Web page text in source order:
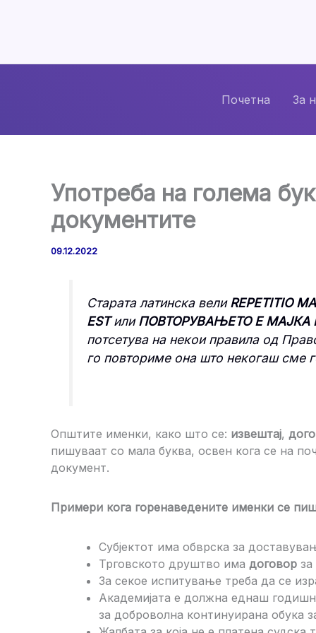
Почетна За
Употреба на голема
документите
09.12.2022
Старата латинска велиREPETITIO
ESTилиПОВТОРУВАЊЕТО Е МАЈКА
потсетува на некои правила од
го повториме она што некогаш сме
Општите именки, како што се: извештај,
пишуваат со мала буква, освен кога се на
документ.
Примери кога горенаведените именки се
Субјектот има обврска за
Трговското друштво има договор
За секое испитување треба да се
Академијата е должна еднаш
за доброволна континуирана обука